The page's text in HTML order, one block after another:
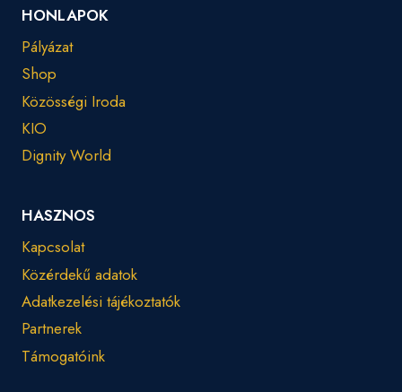
HONLAPOK
Pályázat
Shop
Közösségi Iroda
KIO
Dignity World
HASZNOS
Kapcsolat
Közérdekű adatok
Adatkezelési tájékoztatók
Partnerek
Támogatóink